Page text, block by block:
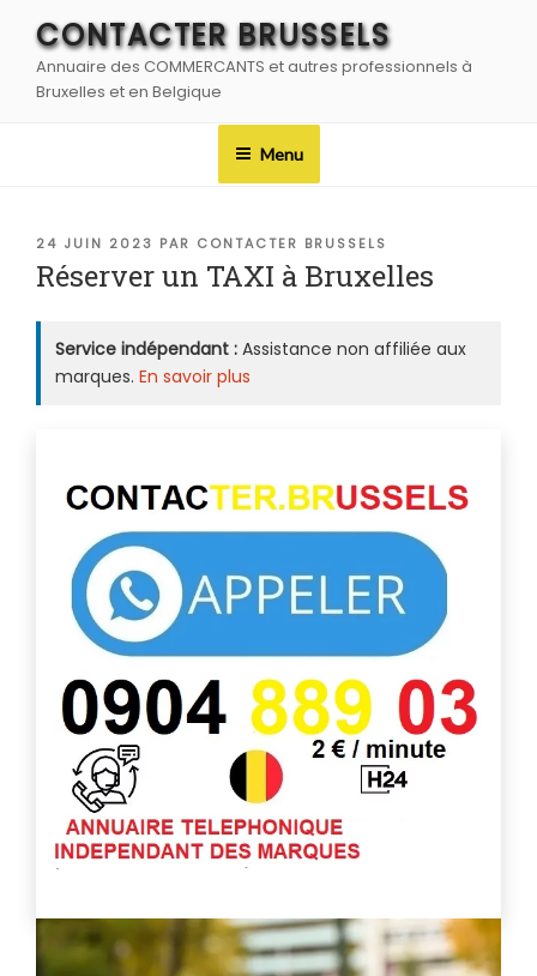
contenu
principal
CONTACTER BRUSSELS
Annuaire des COMMERCANTS et autres professionnels à
Bruxelles et en Belgique
Menu
PUBLIÉ
LE
24 JUIN 2023 PAR CONTACTER BRUSSELS
Réserver un TAXI à Bruxelles
Service indépendant : Assistance non affiliée aux
marques. En savoir plus